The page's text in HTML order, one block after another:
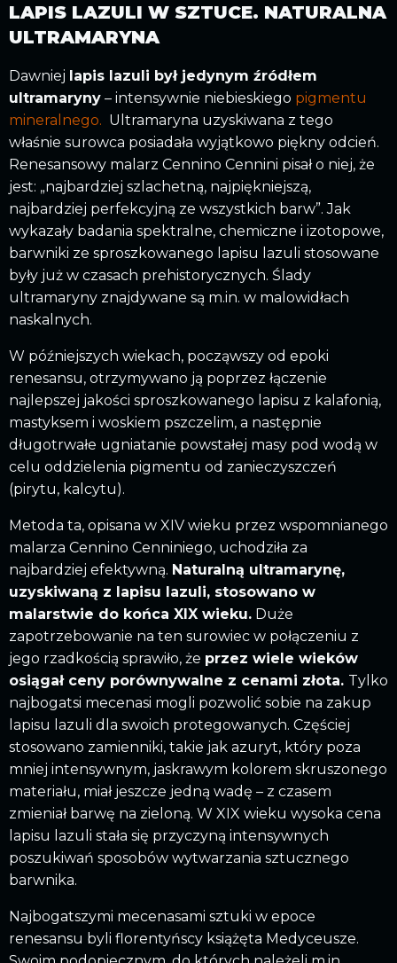
LAPIS LAZULI W SZTUCE. NATURALNA
ULTRAMARYNA
Dawniej lapis lazuli był jedynym źródłem
ultramaryny – intensywnie niebieskiego pigmentu
mineralnego. Ultramaryna uzyskiwana z tego
właśnie surowca posiadała wyjątkowo piękny odcień.
Renesansowy malarz Cennino Cennini pisał o niej, że
jest: „najbardziej szlachetną, najpiękniejszą,
najbardziej perfekcyjną ze wszystkich barw”. Jak
wykazały badania spektralne, chemiczne i izotopowe,
barwniki ze sproszkowanego lapisu lazuli stosowane
były już w czasach prehistorycznych. Ślady
ultramaryny znajdywane są m.in. w malowidłach
naskalnych.
W późniejszych wiekach, począwszy od epoki
renesansu, otrzymywano ją poprzez łączenie
najlepszej jakości sproszkowanego lapisu z kalafonią,
mastyksem i woskiem pszczelim, a następnie
długotrwałe ugniatanie powstałej masy pod wodą w
celu oddzielenia pigmentu od zanieczyszczeń
(pirytu, kalcytu).
Metoda ta, opisana w XIV wieku przez wspomnianego
malarza Cennino Cenniniego, uchodziła za
najbardziej efektywną. Naturalną ultramarynę,
uzyskiwaną z lapisu lazuli, stosowano w
malarstwie do końca XIX wieku. Duże
zapotrzebowanie na ten surowiec w połączeniu z
jego rzadkością sprawiło, że przez wiele wieków
osiągał ceny porównywalne z cenami złota. Tylko
najbogatsi mecenasi mogli pozwolić sobie na zakup
lapisu lazuli dla swoich protegowanych. Częściej
stosowano zamienniki, takie jak azuryt, który poza
mniej intensywnym, jaskrawym kolorem skruszonego
materiału, miał jeszcze jedną wadę – z czasem
zmieniał barwę na zieloną. W XIX wieku wysoka cena
lapisu lazuli stała się przyczyną intensywnych
poszukiwań sposobów wytwarzania sztucznego
barwnika.
Najbogatszymi mecenasami sztuki w epoce
renesansu byli florentyńscy książęta Medyceusze.